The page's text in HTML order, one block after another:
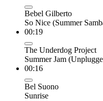
Bebel Gilberto
So Nice (Summer
00:19
The Underdog Project
Summer Jam
00:16
Bel Suono
Sunrise